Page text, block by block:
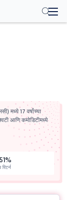
मध्ये 17 वर्षांच्या
आणि कमोडिटीमध्ये
रिटर्न